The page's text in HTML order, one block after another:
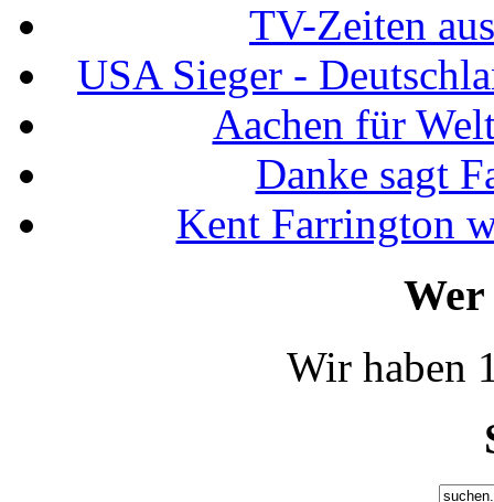
TV-Zeiten
USA Sieger -
Aachen für
Danke sagt
Kent Farrington
Wir haben